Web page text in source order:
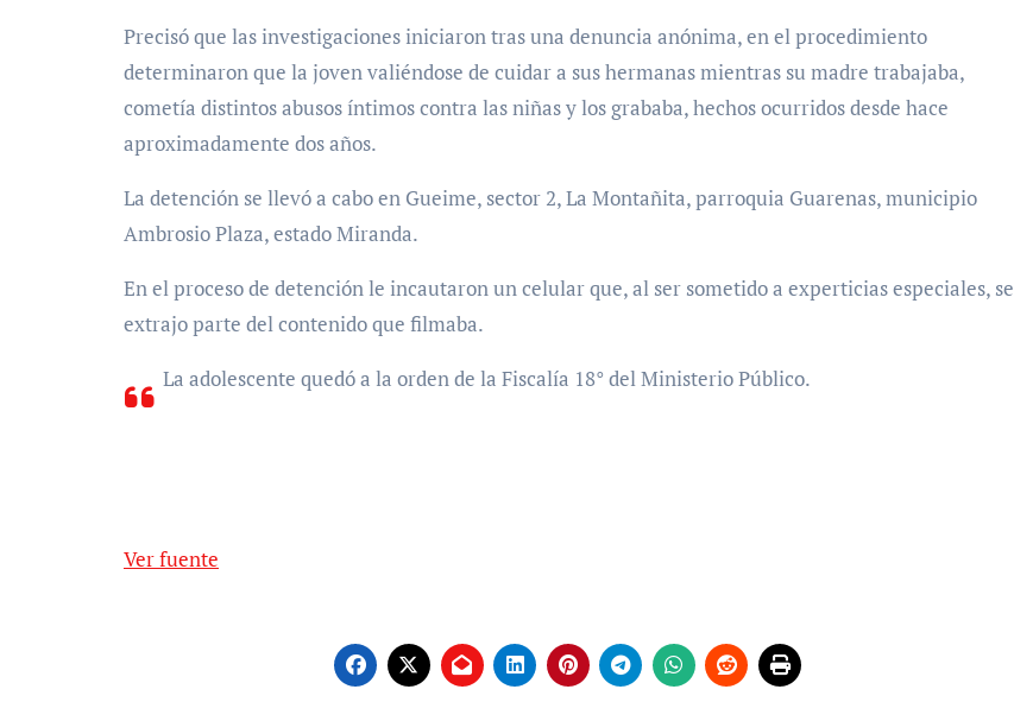
Precisó que las investigaciones iniciaron tras una denuncia anónima, en el procedimiento
determinaron que la joven valiéndose de cuidar a sus hermanas mientras su madre trabajaba,
cometía distintos abusos íntimos contra las niñas y los grababa, hechos ocurridos desde hace
aproximadamente dos años.
La detención se llevó a cabo en Gueime, sector 2, La Montañita, parroquia Guarenas, municipio
Ambrosio Plaza, estado Miranda.
En el proceso de detención le incautaron un celular que, al ser sometido a experticias especiales, se
extrajo parte del contenido que filmaba.
La adolescente quedó a la orden de la Fiscalía 18° del Ministerio Público.
Ver fuente